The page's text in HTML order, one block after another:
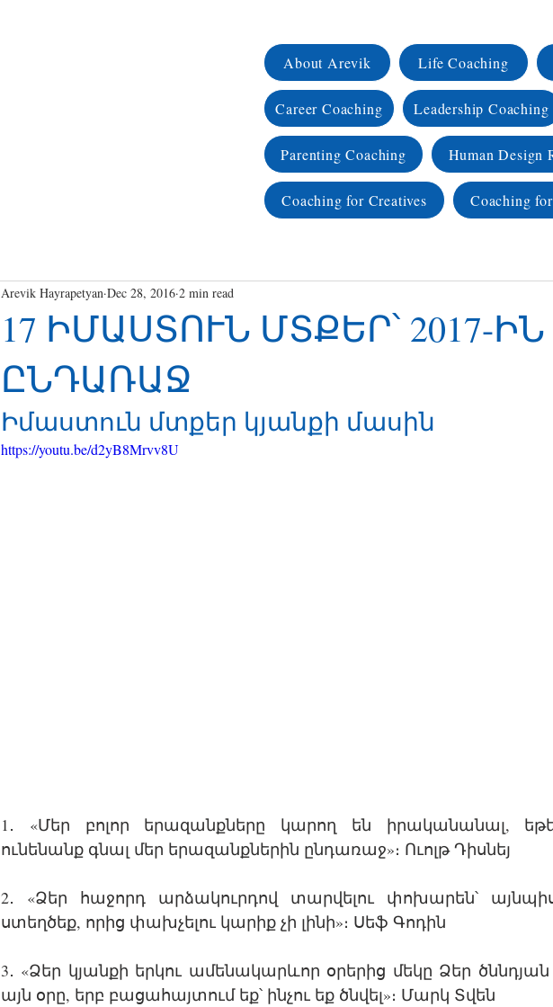
About Arevik Life Coaching
Career Coaching Leadership Coaching
Parenting Coaching Human Design
Coaching for Creatives Coaching
17 ԻՄԱՍՏՈՒՆ ՄՏՔԵՐ՝ 2017-ԻՆ
ԸՆԴԱՌԱՋ
Arevik Hayrapetyan Dec 28, 2016 2 min read
Իմաստուն մտքեր կյանքի մասին
https://youtu.be/d2yB8Mrvv8U
1․ «Մեր բոլոր երազանքները կարող են իրականանալ, եթե
ունենանք գնալ մեր երազանքներին ընդառաջ»։ Ուոլթ Դիսնեյ
2․ «Ձեր հաջորդ արձակուրդով տարվելու փոխարեն՝
ստեղծեք, որից փախչելու կարիք չի լինի»։ Սեֆ Գոդին
3․ «Ձեր կյանքի երկու ամենակարևոր օրերից մեկը Ձեր ծննդյան
այն օրը, երբ բացահայտում եք՝ ինչու եք ծնվել»։ Մարկ Տվեն